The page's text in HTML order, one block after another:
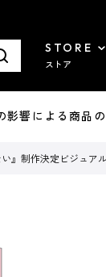
STORE
ストア
響による商品の
』制作決定ビジュア